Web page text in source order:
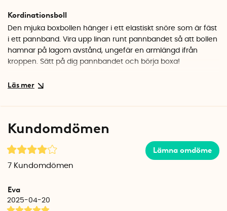
Kordinationsboll
Den mjuka boxbollen hänger i ett elastiskt snöre som är fäst
i ett pannband. Vira upp linan runt pannbandet så att bollen
hamnar på lagom avstånd, ungefär en armlängd ifrån
kroppen. Sätt på dig pannbandet och börja boxa!
Börja långsamt så att du får koll på hur bollbanan fungerar.
Boxbollen är ett utmärkt komplement till dina andra
träningsrutiner och när du bemästrat tekniken ger den dig
dessutom ett bra konditionspass. Genom att boxa i några
Tillsammans med boxbollen får du en vattenavstötande
Kundomdömen
Lämna omdöme
7 Kundomdömen
Eva
2025-04-20